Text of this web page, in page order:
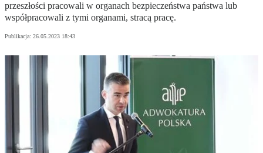
przeszłości pracowali w organach bezpieczeństwa państwa lub
współpracowali z tymi organami, stracą pracę.
Publikacja: 26.05.2023 18:43